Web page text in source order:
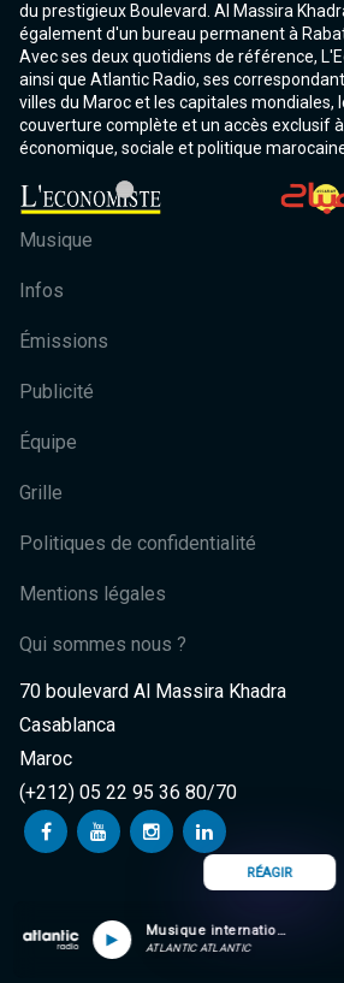
Musique internationale
ATLANTIC ATLANTIC
RÉAGIR
du prestigieux Boulevard. Al Massira
également d'un bureau permanent à
Avec ses deux quotidiens de référence,
ainsi que Atlantic Radio, ses
villes du Maroc et les capitales mondiales,
couverture complète et un accès exclusif
économique, sociale et politique
Musique
Infos
Émissions
Publicité
Équipe
Grille
Politiques de confidentialité
Mentions légales
Qui sommes nous ?
70 boulevard Al Massira Khadra
Casablanca
Maroc
(+212) 05 22 95 36 80/70